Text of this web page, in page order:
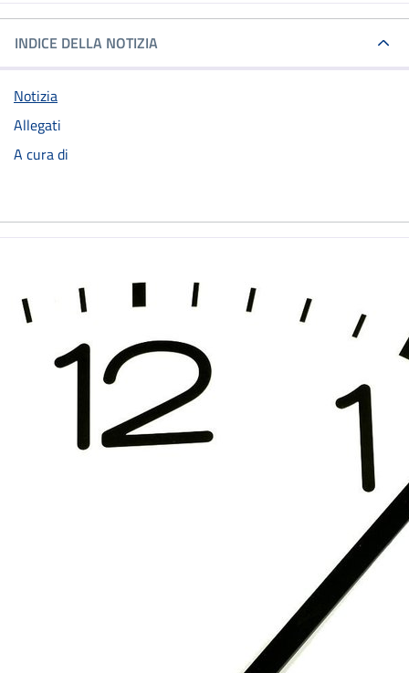
INDICE DELLA NOTIZIA
Notizia
Allegati
A cura di